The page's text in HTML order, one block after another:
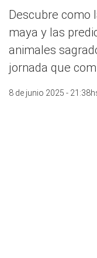
Descubre como
maya y las
animales
jornada que
8 de junio 2025 -